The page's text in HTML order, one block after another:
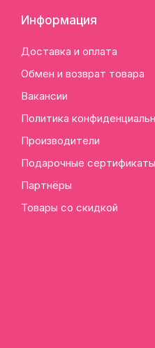
Информация
Доставка и оплата
Обмен и возврат товара
Вакансии
Политика
Производители
Подарочные сертификаты
Партнёры
Товары со скидкой